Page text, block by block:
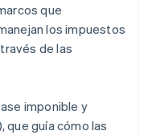
que
los impuestos
de las
imponible y
que guía cómo las